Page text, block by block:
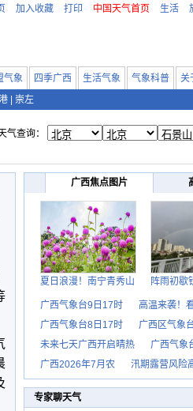
加入收藏 打印 中国天气首页 生活
气象 四季广西 生活气象 气象科普
关
崇左
气查询：
广西焦点图片
夏日浪漫！南宁青秀山 阵雨初歇
广西气象台9日17时
高温来袭！
广西气象台8日17时
广西区气象
未来七天广西开启晴热
广西气象
广西2026年7月农
汛期露营风险
专家聊天气